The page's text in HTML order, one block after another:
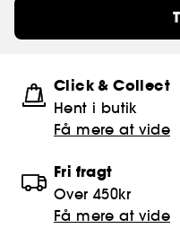
Click & Collect
Hent i butik
Få mere at vide
Fri fragt
Over 450kr
Få mere at vide